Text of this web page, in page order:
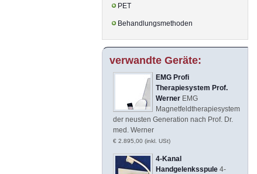
PET
Behandlungsmethoden
verwandte Geräte:
EMG Profi
Therapiesystem Prof.
Werner EMG
Magnetfeldtherapiesystem
der neusten Generation nach Prof. Dr.
med. Werner
€ 2.895,00 (inkl. USt)
4-Kanal
Handgelenksspule 4-